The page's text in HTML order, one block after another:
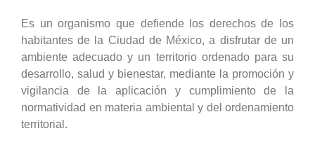
Es un organismo que defiende los derechos de los
habitantes de la Ciudad de México, a disfrutar de un
ambiente adecuado y un territorio ordenado para su
desarrollo, salud y bienestar, mediante la promoción y
vigilancia de la aplicación y cumplimiento de la
normatividad en materia ambiental y del ordenamiento
territorial.